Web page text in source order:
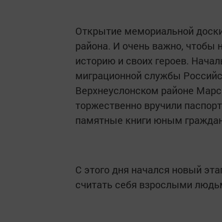
Открытие мемориальной
района. И очень важно,
историю и своих героев.
миграционной службы
Верхнеуслонском районе
торжественно вручили
памятные книги юным
С этого дня начался новый
считать себя взрослыми